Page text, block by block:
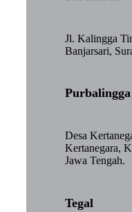
Jl. Kalingga
Banjarsari,
Purbalingga
Desa
Kertanegara,
Jawa Tengah.
Tegal